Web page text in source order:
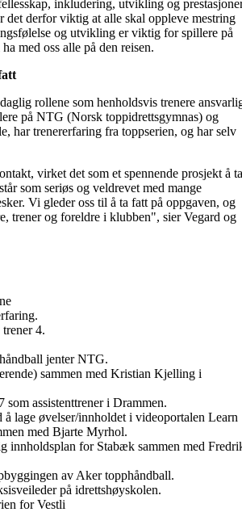
inkludering, utvikling og
det derfor viktig at alle skal oppleve mestring
og utvikling er viktig for spillere på
med oss alle på den reisen.
rollene som henholdsvis trenere
på NTG (Norsk toppidrettsgymnas) og
har trenererfaring fra toppserien, og har selv
virket det som et spennende prosjekt å ta
som seriøs og veldrevet med mange
Vi gleder oss til å ta fatt på oppgaven, og
trener og foreldre i klubben", sier Vegard og
4.
jenter NTG.
sammen med Kristian Kjelling i
assistenttrener i Drammen.
lage øvelser/innholdet i videoportalen Learn
med Bjarte Myrhol.
innholdsplan for Stabæk sammen med
av Aker topphåndball.
på idrettshøyskolen.
for Vestli